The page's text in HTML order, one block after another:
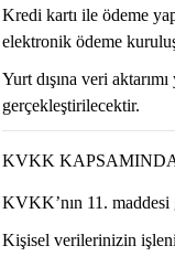
Kredi kartı ile ödeme
elektronik ödeme
Yurt dışına veri aktarımı
gerçekleştirilecektir.
KVKK
KVKK’nın 11. maddesi
Kişisel verilerinizin